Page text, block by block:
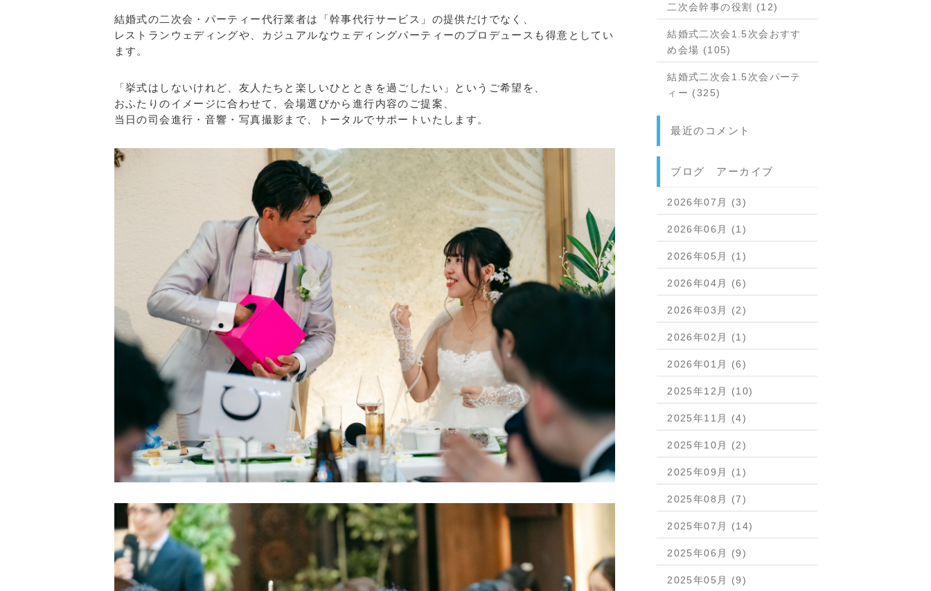
結婚式の二次会・パーティー代行業者は「幹事代行サービス」の提供だけでなく、
レストランウェディングや、カジュアルなウェディングパーティーのプロデュースも得意としてい
ます。
「挙式はしないけれど、友人たちと楽しいひとときを過ごしたい」というご希望を、
おふたりのイメージに合わせて、会場選びから進行内容のご提案、
当日の司会進行・音響・写真撮影まで、トータルでサポートいたします。
二次会幹事の役割 (12)
結婚式二次会1.5次会おすす
め会場 (105)
結婚式二次会1.5次会パーテ
ィー (325)
最近のコメント
ブログ アーカイブ
2026年07月 (3)
2026年06月 (1)
2026年05月 (1)
2026年04月 (6)
2026年03月 (2)
2026年02月 (1)
2026年01月 (6)
2025年12月 (10)
2025年11月 (4)
2025年10月 (2)
2025年09月 (1)
2025年08月 (7)
2025年07月 (14)
2025年06月 (9)
2025年05月 (9)